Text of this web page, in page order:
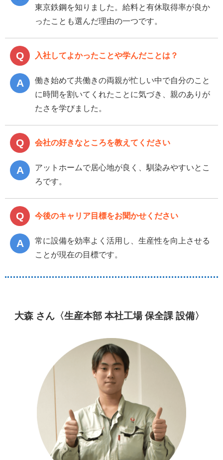
東京鉄鋼を知りました。給料と有休取得率が良か
ったことも選んだ理由の一つです。
入社してよかったことや学んだことは？
働き始めて共働きの両親が忙しい中で自分のこと
に時間を割いてくれたことに気づき、親のありが
たさを学びました。
会社の好きなところを教えてください
アットホームで居心地が良く、馴染みやすいとこ
ろです。
今後のキャリア目標をお聞かせください
常に設備を効率よく活用し、生産性を向上させる
ことが現在の目標です。
大森 さん〈生産本部 本社工場 保全課 設備〉